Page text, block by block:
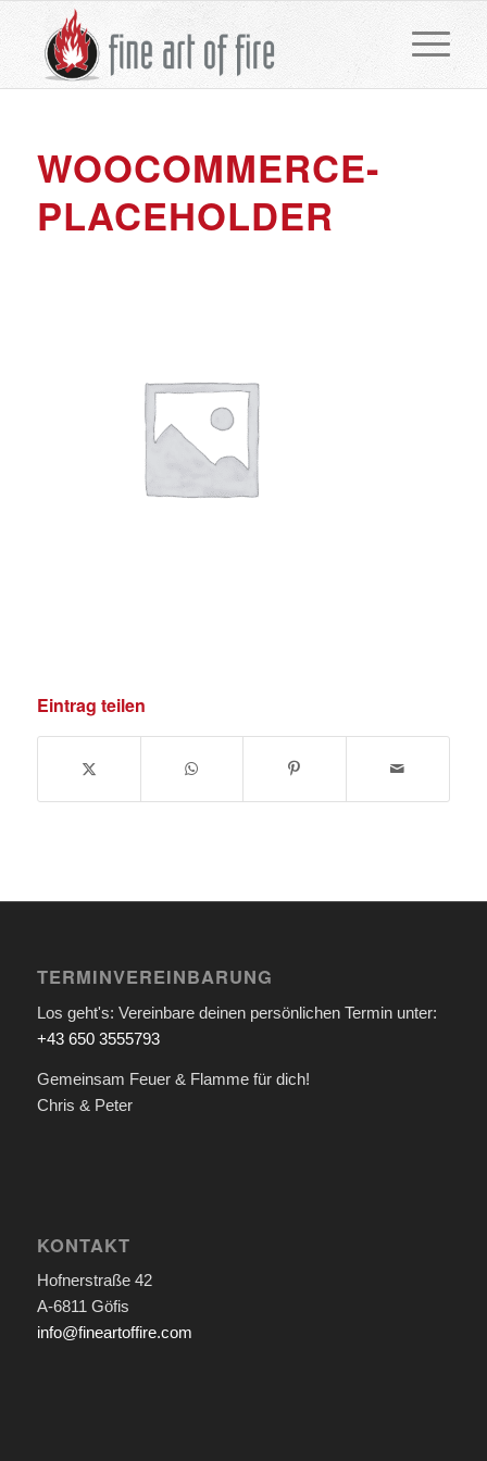
WOOCOMMERCE-
PLACEHOLDER
Eintrag teilen
TERMINVEREINBARUNG
Los geht's: Vereinbare deinen persönlichen Termin unter:
+43 650 3555793
Gemeinsam Feuer & Flamme für dich!
Chris & Peter
KONTAKT
Hofnerstraße 42
A-6811 Göfis
info@fineartoffire.com